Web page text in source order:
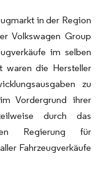
in der Region
Volkswagen Group
im selben
waren die Hersteller
zu
Vordergrund ihrer
durch das
Regierung für
Fahrzeugverkäufe